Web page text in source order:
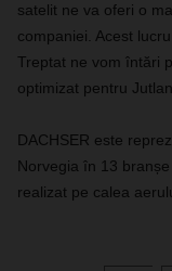
satelit ne va oferi o
companiei. Acest
Treptat ne vom întări
optimizat pentru
DACHSER este
Norvegia în 13
realizat pe calea